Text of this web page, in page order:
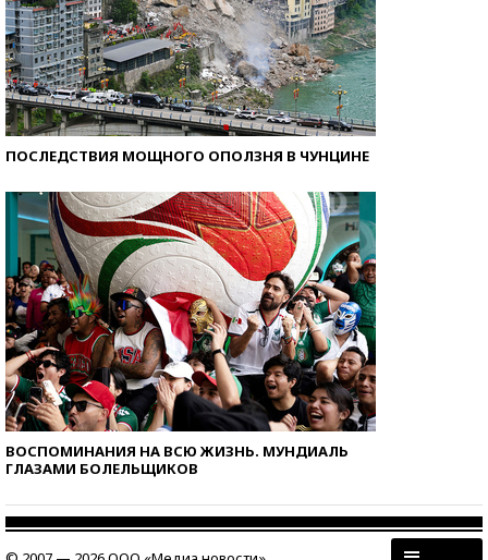
ПОСЛЕДСТВИЯ МОЩНОГО ОПОЛЗНЯ В ЧУНЦИНЕ
ВОСПОМИНАНИЯ НА ВСЮ ЖИЗНЬ. МУНДИАЛЬ
ГЛАЗАМИ БОЛЕЛЬЩИКОВ